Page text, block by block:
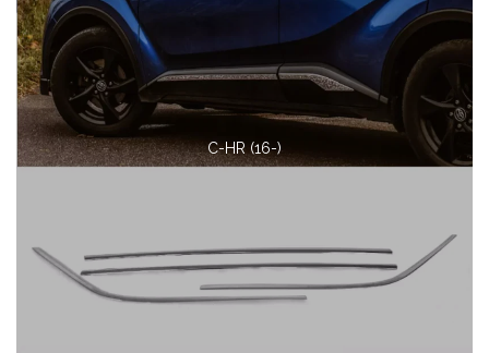
C-HR (16-)